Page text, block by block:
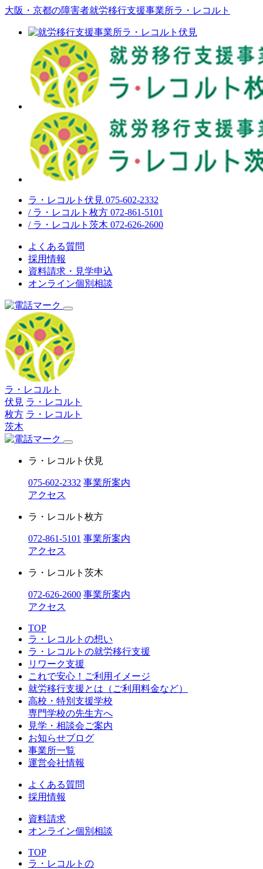
大阪・京都の障害者就労移行支援事業所ラ・レコルト
ラ・レコルト伏見 075-602-2332
/ ラ・レコルト枚方 072-861-5101
/ ラ・レコルト茨木 072-626-2600
よくある質問
採用情報
資料請求・見学申込
オンライン個別相談
ラ・レコルト
伏見 ラ・レコルト
枚方 ラ・レコルト
茨木
ラ・レコルト伏見
075-602-2332 事業所案内
アクセス
ラ・レコルト枚方
072-861-5101 事業所案内
アクセス
ラ・レコルト茨木
072-626-2600 事業所案内
アクセス
TOP
ラ・レコルトの想い
ラ・レコルトの就労移行支援
リワーク支援
これで安心！ご利用イメージ
就労移行支援とは（ご利用料金など）
高校・特別支援学校
専門学校の先生方へ
見学・相談会ご案内
お知らせブログ
事業所一覧
運営会社情報
よくある質問
採用情報
資料請求
オンライン個別相談
TOP
ラ・レコルトの